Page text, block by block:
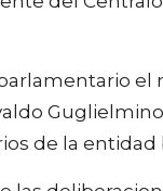
el
de la entidad